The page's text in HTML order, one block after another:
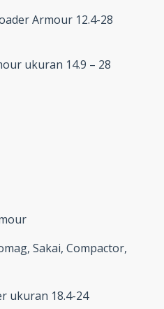
Armour 12.4-28
ukuran 14.9 – 28
Sakai, Compactor,
ukuran 18.4-24